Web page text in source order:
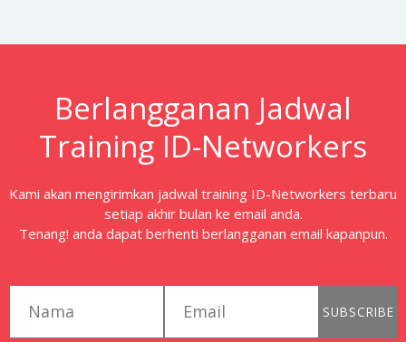
Berlangganan Jadwal
Training ID-Networkers
Kami akan mengirimkan jadwal training ID-Networkers terbaru
setiap akhir bulan ke email anda.
Tenang! anda dapat berhenti berlangganan email kapanpun.
SUBSCRIBE